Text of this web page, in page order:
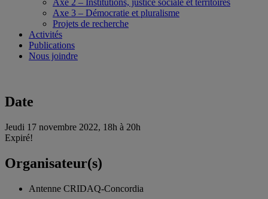
Axe 2 – Institutions, justice sociale et territoires
Axe 3 – Démocratie et pluralisme
Projets de recherche
Activités
Publications
Nous joindre
Date
Jeudi 17 novembre 2022, 18h à 20h
Expiré!
Organisateur(s)
Antenne CRIDAQ-Concordia